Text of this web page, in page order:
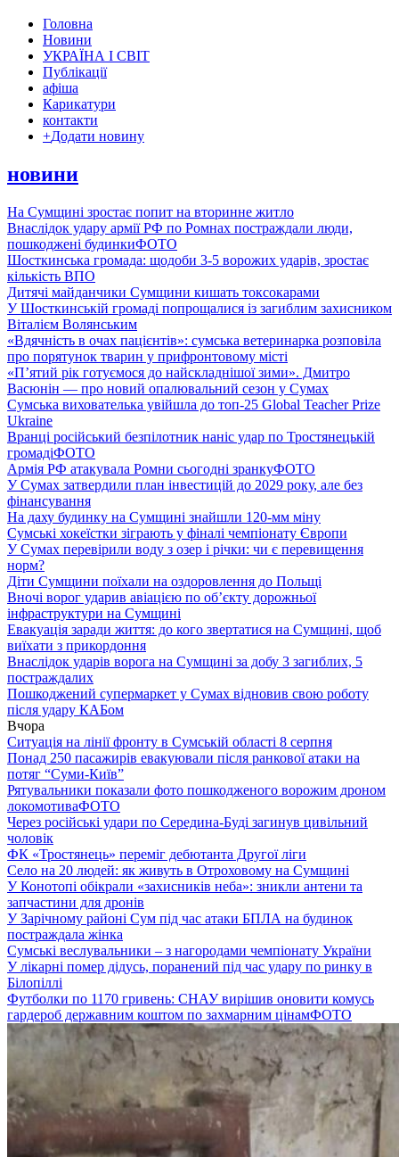
Головна
Новини
УКРАЇНА І СВІТ
Публікації
афіша
Карикатури
контакти
+Додати новину
новини
На Сумщині зростає попит на вторинне житло
Внаслідок удару армії РФ по Ромнах постраждали люди,
пошкоджені будинкиФОТО
Шосткинська громада: щодоби 3-5 ворожих ударів, зростає
кількість ВПО
Дитячі майданчики Сумщини кишать токсокарами
У Шосткинській громаді попрощалися із загиблим захисником
Віталієм Волянським
«Вдячність в очах пацієнтів»: сумська ветеринарка розповіла
про порятунок тварин у прифронтовому місті
«П’ятий рік готуємося до найскладнішої зими». Дмитро
Васюнін — про новий опалювальний сезон у Сумах
Сумська вихователька увійшла до топ-25 Global Teacher Prize
Ukraine
Вранці російський безпілотник наніс удар по Тростянецькій
громадіФОТО
Армія РФ атакувала Ромни сьогодні зранкуФОТО
У Сумах затвердили план інвестицій до 2029 року, але без
фінансування
На даху будинку на Сумщині знайшли 120-мм міну
Сумські хокеїстки зіграють у фіналі чемпіонату Європи
У Сумах перевірили воду з озер і річки: чи є перевищення
норм?
Діти Сумщини поїхали на оздоровлення до Польщі
Вночі ворог ударив авіацією по обʼєкту дорожньої
інфраструктури на Сумщині
Евакуація заради життя: до кого звертатися на Сумщині, щоб
виїхати з прикордоння
Внаслідок ударів ворога на Сумщині за добу 3 загиблих, 5
постраждалих
Пошкоджений супермаркет у Сумах відновив свою роботу
після удару КАБом
Вчора
Ситуація на лінії фронту в Сумській області 8 серпня
Понад 250 пасажирів евакуювали після ранкової атаки на
потяг “Суми-Київ”
Рятувальники показали фото пошкодженого ворожим дроном
локомотиваФОТО
Через російські удари по Середина-Буді загинув цивільний
чоловік
ФК «Тростянець» переміг дебютанта Другої ліги
Село на 20 людей: як живуть в Отроховому на Сумщині
У Конотопі обікрали «захисників неба»: зникли антени та
запчастини для дронів
У Зарічному районі Сум під час атаки БПЛА на будинок
постраждала жінка
Сумські веслувальники – з нагородами чемпіонату України
У лікарні помер дідусь, поранений під час удару по ринку в
Білопіллі
Футболки по 1170 гривень: СНАУ вирішив оновити комусь
гардероб державним коштом по захмарним цінамФОТО